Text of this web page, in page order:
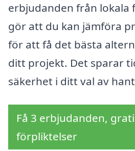
erbjudanden från lokala
gör att du kan jämföra
för att få det bästa
ditt projekt. Det sparar
säkerhet i ditt val av
Få 3 erbjudanden,
förpliktelser